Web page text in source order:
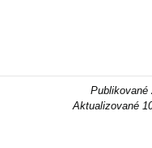
Publikované
Aktualizované